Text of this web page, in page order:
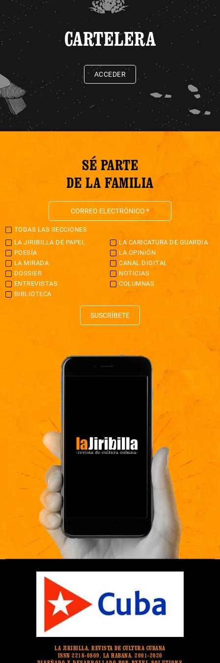
CARTELERA
ACCEDER
SÉ PARTE
DE LA FAMILIA
TODAS LAS SECCIONES
LA JIRIBILLA DE PAPEL
LA CARICATURA DE GUARDIA
POESÍA
LA OPINIÓN
LA MIRADA
CANAL DIGITAL
DOSSIER
NOTICIAS
ENTREVISTAS
COLUMNAS
BIBLIOTECA
SUSCRÍBETE
LA JIRIBILLA, REVISTA DE CULTURA CUBANA
ISSN 2218-0869. LA HABANA. 2001-2026